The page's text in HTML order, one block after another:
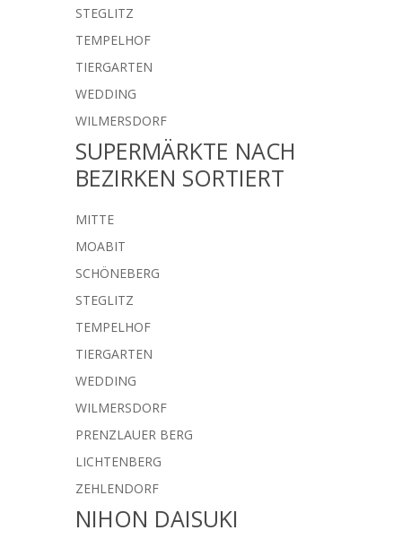
STEGLITZ
TEMPELHOF
TIERGARTEN
WEDDING
WILMERSDORF
SUPERMÄRKTE NACH
BEZIRKEN SORTIERT
MITTE
MOABIT
SCHÖNEBERG
STEGLITZ
TEMPELHOF
TIERGARTEN
WEDDING
WILMERSDORF
PRENZLAUER BERG
LICHTENBERG
ZEHLENDORF
NIHON DAISUKI